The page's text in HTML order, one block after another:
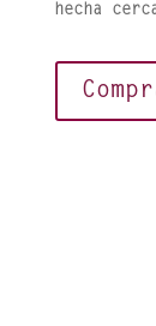
hecha